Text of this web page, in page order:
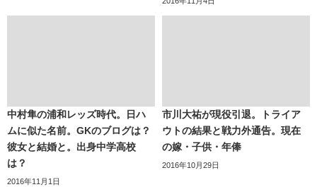
中村隼の浦和レッズ時代。日ハ
ムに似た名前。GKのブログは？
彼女と結婚と。出身中学高校
は？
2016年11月1日
市川大祐が現役引退。トライア
ウトの結果と戦力外通告。現在
の嫁・子供・年俸
2016年10月29日